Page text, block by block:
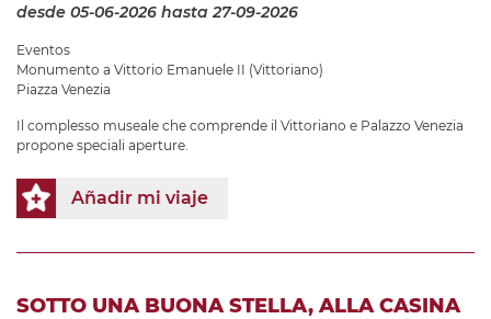
desde 05-06-2026 hasta 27-09-2026
Eventos
Monumento a Vittorio Emanuele II (Vittoriano)
Piazza Venezia
Il complesso museale che comprende il Vittoriano e Palazzo Venezia
propone speciali aperture.
Añadir mi viaje
SOTTO UNA BUONA STELLA, ALLA CASINA